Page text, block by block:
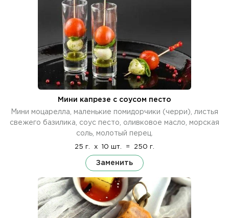
Мини капрезе с соусом песто
Мини моцарелла, маленькие помидорчики (черри), листья
свежего базилика, соус песто, оливковое масло, морская
соль, молотый перец.
25 г. x 10 шт. = 250 г.
Заменить